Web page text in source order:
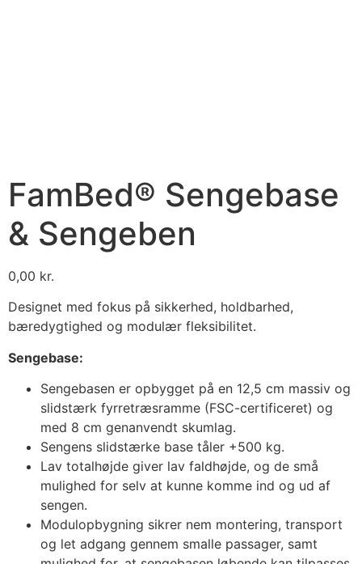
FamBed® Sengebase
& Sengeben
0,00 kr.
Designet med fokus på sikkerhed, holdbarhed,
bæredygtighed og modulær fleksibilitet.
Sengebase:
Sengebasen er opbygget på en 12,5 cm massiv og
slidstærk fyrretræsramme (FSC-certificeret) og
med 8 cm genanvendt skumlag.
Sengens slidstærke base tåler +500 kg.
Lav totalhøjde giver lav faldhøjde, og de små
mulighed for selv at kunne komme ind og ud af
sengen.
Modulopbygning sikrer nem montering, transport
og let adgang gennem smalle passager, samt